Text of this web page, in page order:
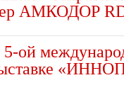
АМКОДОР
ой